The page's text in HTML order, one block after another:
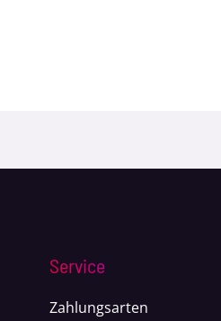
Service
Zahlungsarten